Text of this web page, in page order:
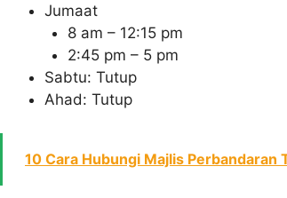
Jumaat
8 am – 12:15 pm
2:45 pm – 5 pm
Sabtu: Tutup
Ahad: Tutup
10 Cara Hubungi Majlis Perbandaran